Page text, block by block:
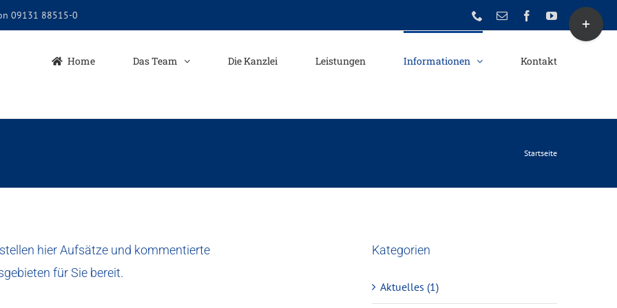
09131 88515-0 PhoneE-
FacebookYouTube
Home Das Team Die Kanzlei Leistungen Informationen Kontakt
Startseite
hier Aufsätze und kommentierte
für Sie bereit.
Kategorien
Aktuelles (1)
Toggle
Sliding